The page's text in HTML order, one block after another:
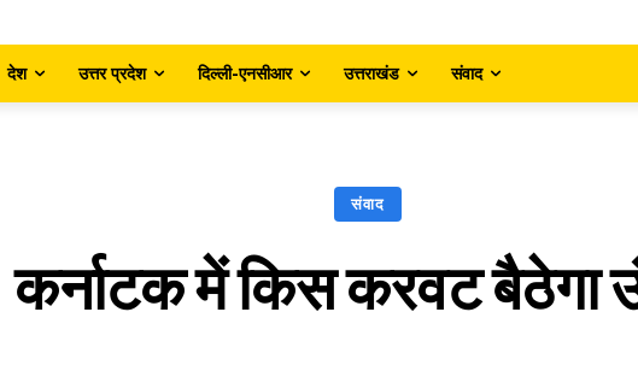
देश उत्तर प्रदेश दिल्ली-एनसीआर उत्तराखंड संवाद
संवाद
कर्नाटक में किस करवट बैठेगा